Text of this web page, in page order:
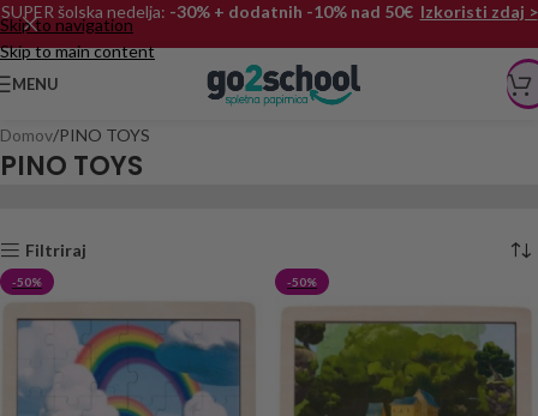
Skip to navigation
Skip to main content
SUPER šolska nedelja: -30% + dodatnih -10% nad 50€ Izkoristi zdaj >
MENU
Domov PINO TOYS
PINO TOYS
Filtriraj
-50% -50%